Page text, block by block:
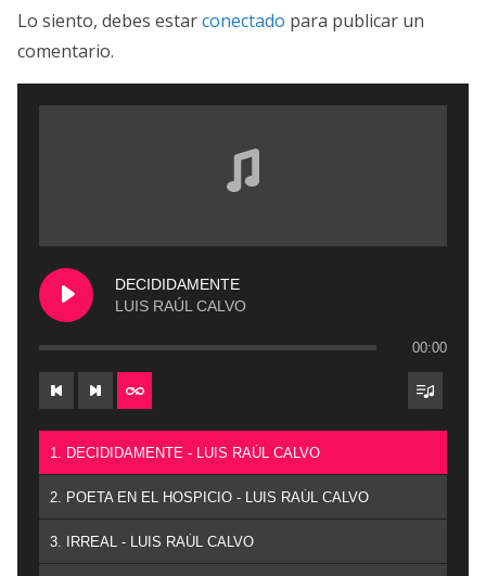
Lo siento, debes estarconectado para publicar un
comentario.
DECIDIDAMENTE
LUIS RAÚL CALVO
00:00
1. DECIDIDAMENTE - LUIS RAÚL CALVO
2. POETA EN EL HOSPICIO - LUIS RAÚL CALVO
3. IRREAL - LUIS RAÚL CALVO